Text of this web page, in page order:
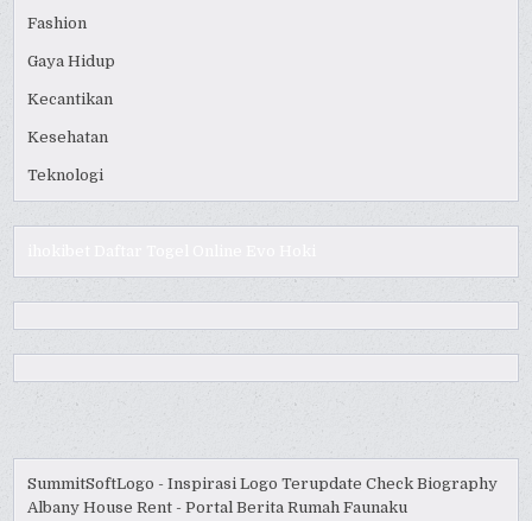
Fashion
Gaya Hidup
Kecantikan
Kesehatan
Teknologi
SummitSoftLogo - Inspirasi Logo Terupdate Check Biography
Albany House Rent - Portal Berita Rumah Faunaku